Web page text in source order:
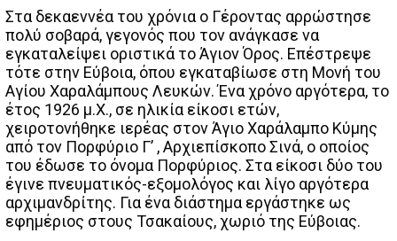
Στα δεκαεννέα του χρόνια ο Γέροντας αρρώστησε
πολύ σοβαρά, γεγονός που τον ανάγκασε να
εγκαταλείψει οριστικά το Άγιον Όρος. Επέστρεψε
τότε στην Εύβοια, όπου εγκαταβίωσε στη Μονή του
Αγίου Χαραλάμπους Λευκών. Ένα χρόνο αργότερα, το
έτος 1926 μ.Χ., σε ηλικία είκοσι ετών,
χειροτονήθηκε ιερέας στον Άγιο Χαράλαμπο Κύμης
από τον Πορφύριο Γ’ , Αρχιεπίσκοπο Σινά, ο οποίος
του έδωσε το όνομα Πορφύριος. Στα είκοσι δύο του
έγινε πνευματικός-εξομολόγος και λίγο αργότερα
αρχιμανδρίτης. Για ένα διάστημα εργάστηκε ως
εφημέριος στους Τσακαίους, χωριό της Εύβοιας.